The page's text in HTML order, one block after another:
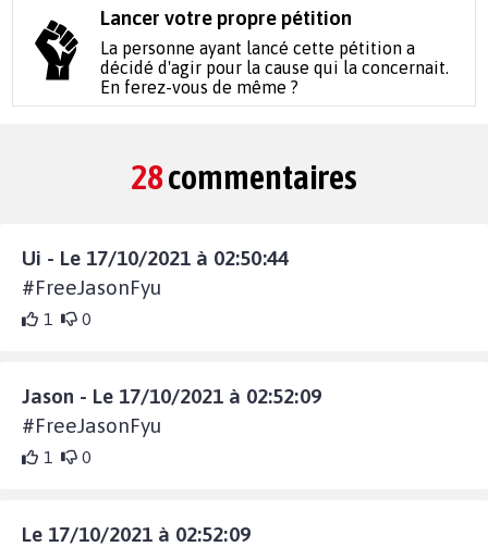
Lancer votre propre pétition
La personne ayant lancé cette pétition a
décidé d'agir pour la cause qui la concernait.
En ferez-vous de même ?
28commentaires
Ui - Le 17/10/2021 à 02:50:44
#FreeJasonFyu
1 0
Jason - Le 17/10/2021 à 02:52:09
#FreeJasonFyu
1 0
Le 17/10/2021 à 02:52:09